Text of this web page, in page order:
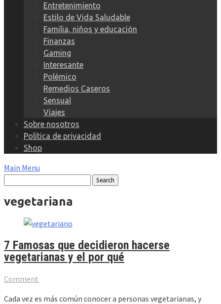
Entretenimiento
Estilo de Vida Saludable
Familia, niños y educación
Finanzas
Gaming
Interesante
Polémico
Remedios Caseros
Sensual
Viajes
Sobre nosotros
Política de privacidad
Shop
Main Menu
vegetariana
7 Famosas que decidieron hacerse
vegetarianas y el por qué
Comment
Cada vez es más común conocer a personas vegetarianas, y